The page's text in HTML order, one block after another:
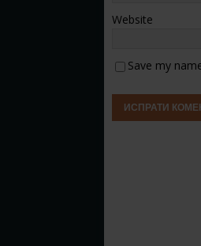
Website
Save my